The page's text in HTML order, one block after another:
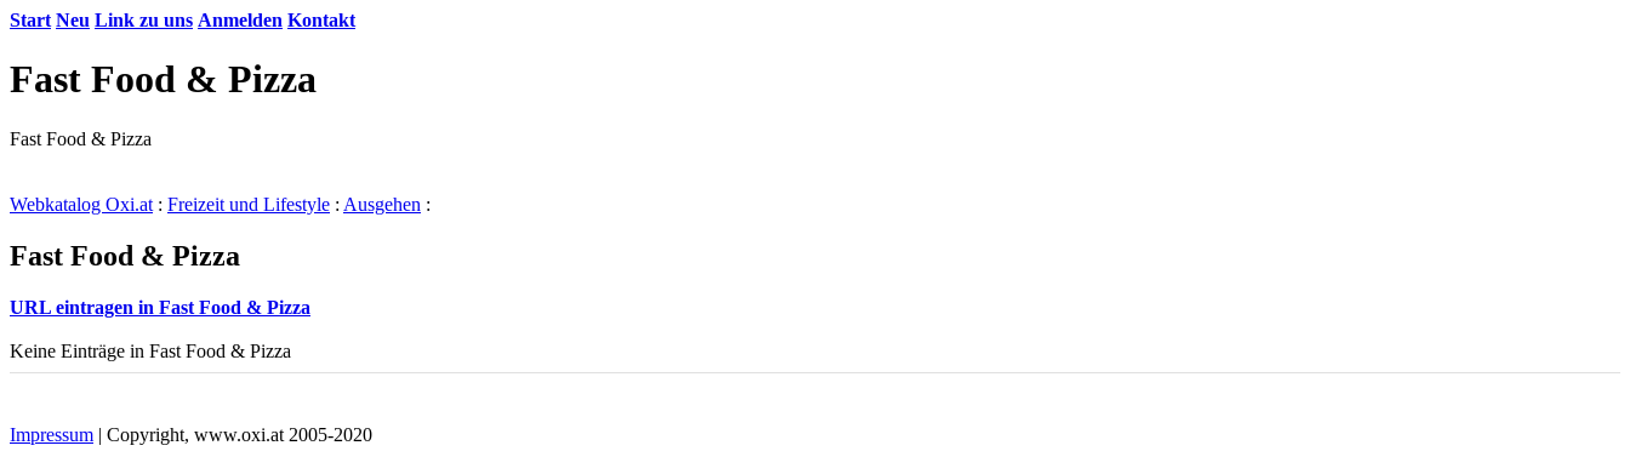
Start Neu Link zu uns Anmelden Kontakt
Fast Food & Pizza
Fast Food & Pizza
Webkatalog Oxi.at : Freizeit und Lifestyle : Ausgehen :
Fast Food & Pizza
URL eintragen in Fast Food & Pizza
Keine Einträge in Fast Food & Pizza
Impressum | Copyright, www.oxi.at 2005-2020